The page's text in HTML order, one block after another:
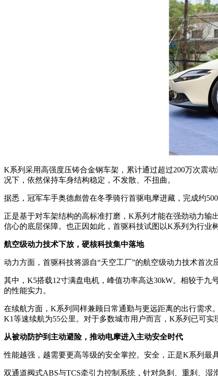
K系列采用高强度压铸合金钢车架，累计通过超过200万次震
况下，依然保持车身结构稳定，不发散、不扭曲。
据悉，冠军车手奥德彪曾在冬季骑行首驱电摩进藏，完成约
正是基于对车架结构的高标准打磨，K系列才能在强劲动力
信心的底层保障。也正因如此，首驱科技试图以K系列为行业
航空级动力技术下放，硬核科技集中落地
动力方面，首驱科技将源自“天空工厂”的航空级动力技术首
其中，K5搭载12寸满盘电机，峰值功率高达30kW。相较于九
的性能实力。
在续航方面，K系列同样兼顾日常通勤与更远距离的出行需求
K1等速续航为55公里。对于多数城市用户而言，K系列已可
从被动防护到主动避险，推动电摩进入主动安全时代
性能越强，越需要更高等级的安全掌控。安全，正是K系列最
双通道阀式ABS与TCS牵引力控制系统，针对急刹、重刹、